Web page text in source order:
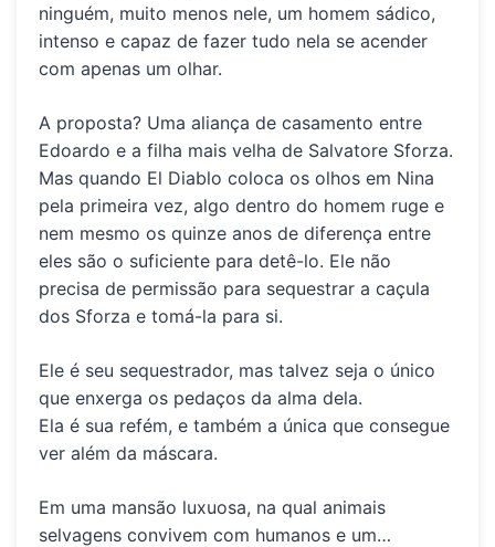
ninguém, muito menos nele, um homem sádico,
intenso e capaz de fazer tudo nela se acender
com apenas um olhar.
A proposta? Uma aliança de casamento entre
Edoardo e a filha mais velha de Salvatore Sforza.
Mas quando El Diablo coloca os olhos em Nina
pela primeira vez, algo dentro do homem ruge e
nem mesmo os quinze anos de diferença entre
eles são o suficiente para detê-lo. Ele não
precisa de permissão para sequestrar a caçula
dos Sforza e tomá-la para si.
Ele é seu sequestrador, mas talvez seja o único
que enxerga os pedaços da alma dela.
Ela é sua refém, e também a única que consegue
ver além da máscara.
Em uma mansão luxuosa, na qual animais
selvagens convivem com humanos e um…